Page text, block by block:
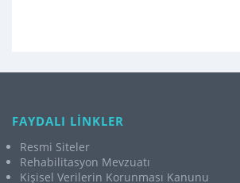
FAYDALI LİNKLER
Resmi Siteler
Rehabilitasyon Mevzuatı
Kişisel Verilerin Korunması Kanunu